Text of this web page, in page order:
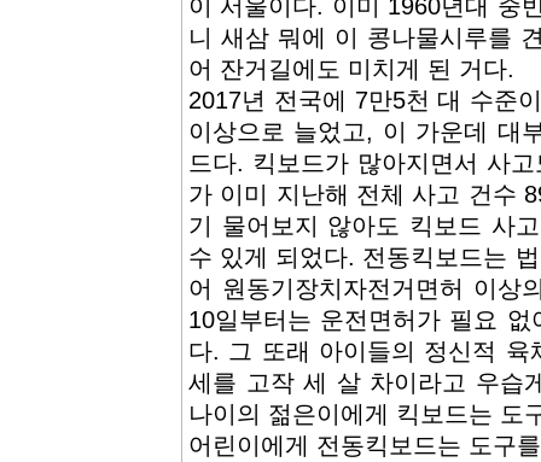
이 서울이다. 이미 1960년대 중
니 새삼 뭐에 이 콩나물시루를
어 잔거길에도 미치게 된 거다.
2017년 전국에 7만5천 대 수준
이상으로 늘었고, 이 가운데 대
드다. 킥보드가 많아지면서 사
가 이미 지난해 전체 사고 건수
기 물어보지 않아도 킥보드 사
수 있게 되었다. 전동킥보드는
어 원동기장치자전거면허 이상
10일부터는 운전면허가 필요
다. 그 또래 아이들의 정신적
세를 고작 세 살 차이라고 우습
나이의 젊은이에게 킥보드는 도
어린이에게 전동킥보드는 도구